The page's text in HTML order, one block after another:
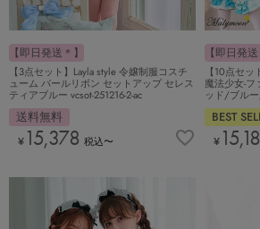
【即日発送＊】
【3点セット】Layla style 令嬢制服コスチ
ューム パールリボン セットアップ セレス
ティアブルー vcsot-251216-2-ac
送料無料
¥ 15,378 税込〜
【即日発送
【10点セ
魔法少女-
ッド/ブル
BEST
¥